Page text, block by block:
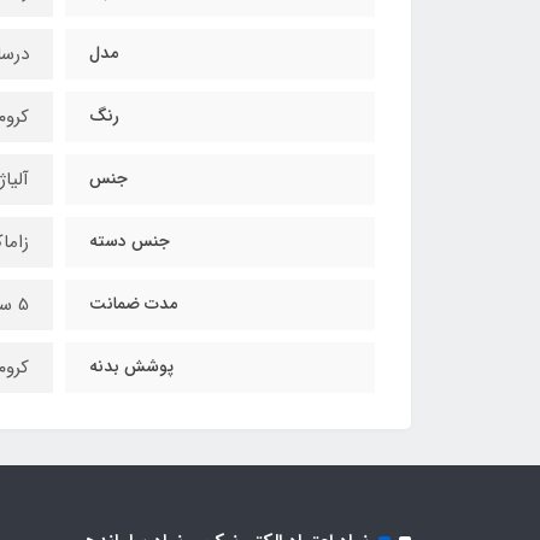
مدل
رنگ
جنس
جنس دسته
مدت ضمانت 5 سال
پوشش بدنه